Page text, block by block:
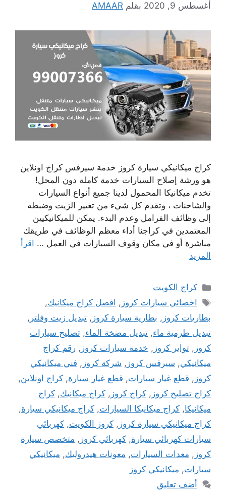
أغسطس 9, 2020 بقلم AMAAR
كراج ميكانيكي سيارة كروز خدمة سيرفس كراج اونلاين
هو ورشة إصلاح السيارات خدمة كاملة دون المحل!
تخدم ميكانيكا المحمول لدينا جميع أنواع السيارات
والشاحنات ، وتقدم كل شيء من تغيير الزيت وضبطه
إلى وظائف الفرامل وعدم البدء. يمكن للميكانيكيين
المعتمدين في كراجنا أداء معظم الوظائف في طريقك
مباشرة أو في مكان وقوف السيارات في العمل … اقرأ
المزيد
التصنيفات
كراج الكويت
الوسوم
اخصائي سيارات كروز , افصل كراج ميكانيك,
بطاريات كروز , بطارية سيارة كروز , تبديل زيت وفلتر ,
تبديل طرمية ماء, تبديل مضخة الماء, تصليح سيارات
كروز , تواير كروز , خدمة سيارات كروز , رقم كراج
ميكانيكي, سيرفس كروز , شركة كروز , فني ميكانيكي
كروز , قطع غيار سيارات, قطع غيار سيارة, كراج اونلاين,
كراج تصليح كروز , كراج كروز , كراج ميكانيك, كراج
ميكانيكا, كراج ميكانيكا السيارات, كراج ميكانيكي سيارة,
كراج ميكانيكي سيارة كروز , كروز الكويت, كهربائي
سيارات كهربائي سيارة, كهربائي كروز , متخصص سيارة
كروز , معدات السيارات, معونات هيدروليك, ميكانيكي
سيارات, ميكانيكي كروز
أضف تعليق